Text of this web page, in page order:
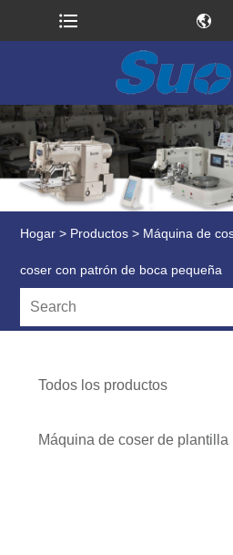
Hogar > Productos > Máquina de
coser con patrón de boca pequeña
Todos los productos
Máquina de coser de plantilla